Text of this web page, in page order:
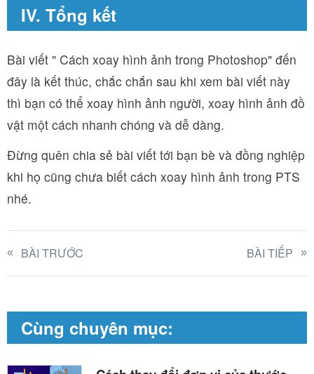
IV. Tổng kết
Bài viết " Cách xoay hình ảnh trong Photoshop" đến
đây là kết thúc, chắc chắn sau khi xem bài viết này
thì bạn có thể xoay hình ảnh người, xoay hình ảnh đồ
vật một cách nhanh chóng và dễ dàng.
Đừng quên chia sẻ bài viết tới bạn bè và đồng nghiệp
khi họ cũng chưa biết cách xoay hình ảnh trong PTS
nhé.
BÀI TRƯỚC BÀI TIẾP
Cùng chuyên mục: